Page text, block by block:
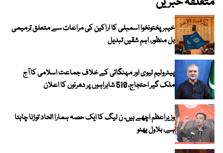
خیبرپختونخوا اسمبلی کا اراکین کی مراعات سے متعلق ترمیمی
بل منظور، اہم شقیں تبدیل
پیٹرولیم لیوی اور مہنگائی کے خلاف جماعت اسلامی کا آج
ملک گیر احتجاج، 510 شاہراہوں پر دھرنوں کا اعلان
وزیراعظم اچھے ہیں، ن لیگ کا ایک حصہ ہمارا اتحاد توڑنا چاہتا
ہے، بلاول بھٹو